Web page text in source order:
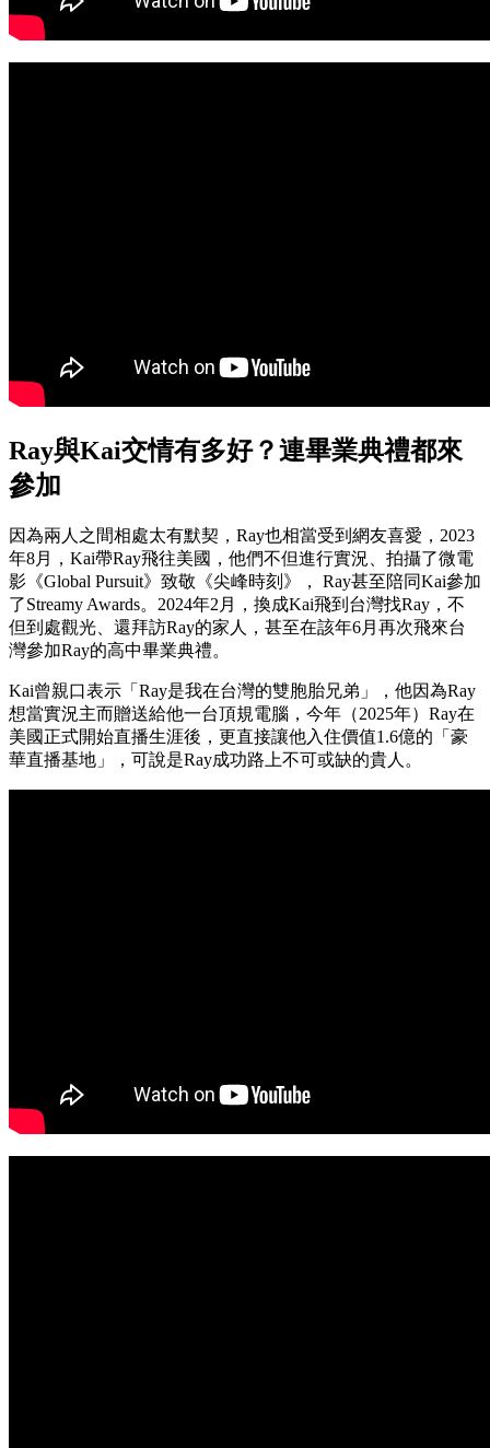
Ray與Kai交情有多好？連畢業典禮都來
參加
因為兩人之間相處太有默契，Ray也相當受到網友喜愛，2023
年8月，Kai帶Ray飛往美國，他們不但進行實況、拍攝了微電
影《Global Pursuit》致敬《尖峰時刻》， Ray甚至陪同Kai參加
了Streamy Awards。2024年2月，換成Kai飛到台灣找Ray，不
但到處觀光、還拜訪Ray的家人，甚至在該年6月再次飛來台
灣參加Ray的高中畢業典禮。
Kai曾親口表示「Ray是我在台灣的雙胞胎兄弟」，他因為Ray
想當實況主而贈送給他一台頂規電腦，今年（2025年）Ray在
美國正式開始直播生涯後，更直接讓他入住價值1.6億的「豪
華直播基地」，可說是Ray成功路上不可或缺的貴人。